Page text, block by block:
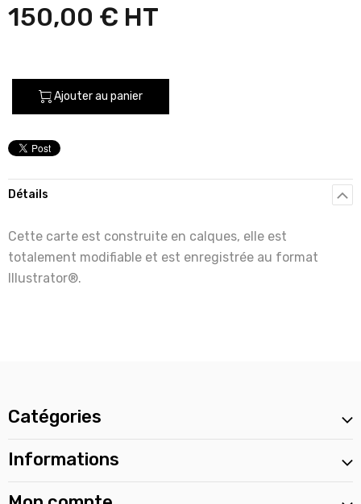
150,00 €
Ajouter au panier
Détails
Cette carte est construite en calques, elle est
totalement modifiable et est enregistrée au format
Illustrator®.
Catégories
Informations